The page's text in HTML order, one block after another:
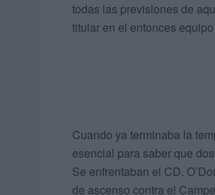
todas las previsiones de
titular en el entonces
Cuando ya terminaba la
esencial para saber que
Se enfrentaban el CD.
de ascenso contra el